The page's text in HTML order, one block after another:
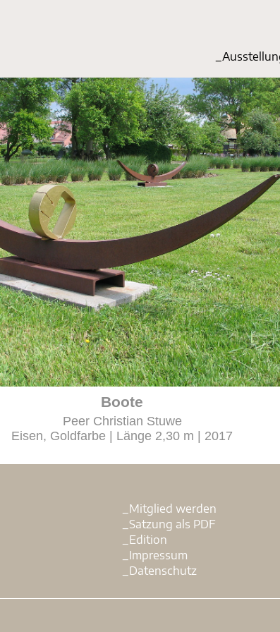
Boote
Peer Christian Stuwe
Eisen, Goldfarbe | Länge 2,30 m | 2017
_Mitglied werden
_Satzung als PDF
_Edition
_Impressum
_Datenschutz